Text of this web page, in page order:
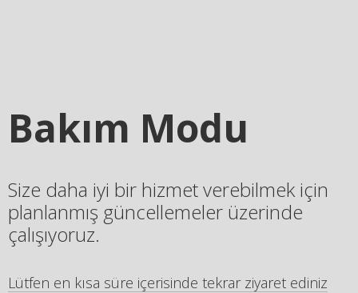
Bakım Modu
Size daha iyi bir hizmet verebilmek için
planlanmış güncellemeler üzerinde
çalışıyoruz.
Lütfen en kısa süre içerisinde tekrar ziyaret ediniz